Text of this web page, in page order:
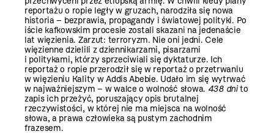
reportażu o ropie legły w gruzach, narodziła się nowa
historia – bezprawia, propagandy i światowej polityki. Po
iście kafkowskim procesie zostali skazani na jedenaście
lat więzienia. Zarzut: terroryzm. Nie oni jedni. Cele
więzienne dzielili z dziennikarzami, pisarzami
i politykami, którzy sprzeciwiali się dyktaturze. Ich
reportaż o ropie przerodził się w reportaż o przetrwaniu
w więzieniu Kality w Addis Abebie. Udało im się wytrwać
w najważniejszym – w walce o wolność słowa. 438 dnito
zapis ich przeżyć, poruszający opis brutalnej
rzeczywistości, w której nie ma miejsca na wolność
słowa, a prawa człowieka są pustym zachodnim
frazesem.